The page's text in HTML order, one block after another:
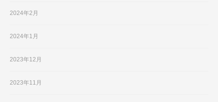
2024年2月
2024年1月
2023年12月
2023年11月